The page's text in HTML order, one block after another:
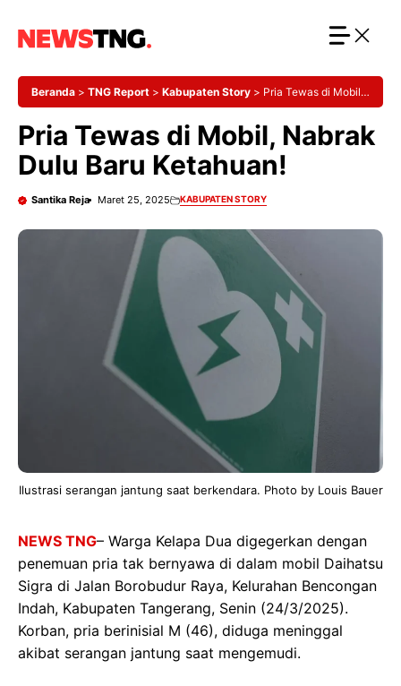
Beranda > TNG Report > Kabupaten Story > Pria Tewas di Mobil,
Pria Tewas di Mobil, Nabrak
Dulu Baru Ketahuan!
Santika Reja Maret 25, 2025 KABUPATEN STORY
Ilustrasi serangan jantung saat berkendara. Photo by Louis Bauer
NEWS TNG– Warga Kelapa Dua digegerkan dengan
penemuan pria tak bernyawa di dalam mobil Daihatsu
Sigra di Jalan Borobudur Raya, Kelurahan Bencongan
Indah, Kabupaten Tangerang, Senin (24/3/2025).
Korban, pria berinisial M (46), diduga meninggal
akibat serangan jantung saat mengemudi.